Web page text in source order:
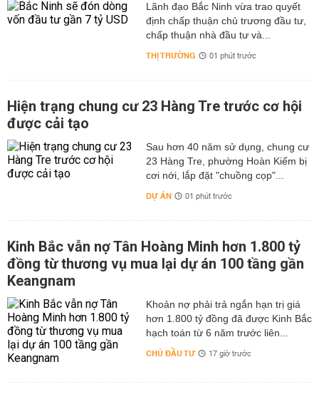
Lãnh đạo Bắc Ninh vừa trao quyết
định chấp thuận chủ trương đầu tư,
chấp thuận nhà đầu tư và...
THỊ TRƯỜNG 01 phút trước
Hiện trạng chung cư 23 Hàng Tre trước cơ hội
được cải tạo
Sau hơn 40 năm sử dụng, chung cư
23 Hàng Tre, phường Hoàn Kiếm bị
cơi nới, lắp đặt "chuồng cọp"...
DỰ ÁN 01 phút trước
Kinh Bắc vẫn nợ Tân Hoàng Minh hơn 1.800 tỷ
đồng từ thương vụ mua lại dự án 100 tầng gần
Keangnam
hơn 1.800 tỷ đồng đã được Kinh Bắc
hạch toán từ 6 năm trước liên...
CHỦ ĐẦU TƯ 17 giờ trước